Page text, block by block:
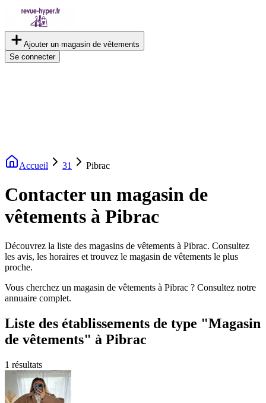
Ajouter un magasin de vêtements
Se connecter
Accueil 31 Pibrac
Contacter un magasin de
vêtements à Pibrac
Découvrez la liste des magasins de vêtements à Pibrac. Consultez
les avis, les horaires et trouvez le magasin de vêtements le plus
proche.
Vous cherchez un magasin de vêtements à Pibrac ? Consultez notre
annuaire complet.
Liste des établissements de type "Magasin
de vêtements" à Pibrac
1 résultats